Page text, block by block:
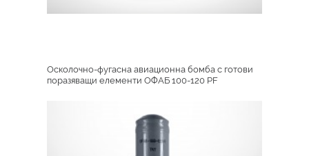
Осколочно-фугасна авиационна бомба с готови
поразяващи елементи ОФАБ 100-120 PF